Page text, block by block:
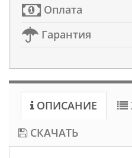
Оплата
Гарантия
ОПИСАНИЕ
СКАЧАТЬ